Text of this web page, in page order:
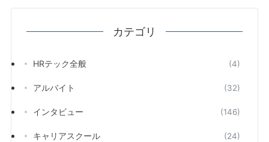
カテゴリ
HRテック全般 (4)
アルバイト (32)
インタビュー (146)
キャリアスクール (24)